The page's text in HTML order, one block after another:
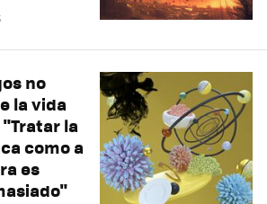
no
la vida
la
como a
es